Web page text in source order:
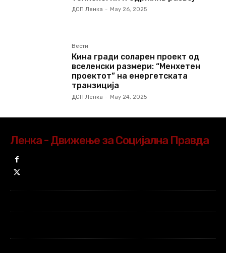
ДСП Ленка - May 26, 2025
Вести
Кина гради соларен проект од
вселенски размери: “Менхетен
проектот” на енергетската
транзиција
ДСП Ленка - May 24, 2025
Ленка - Движење за Социјална Правда